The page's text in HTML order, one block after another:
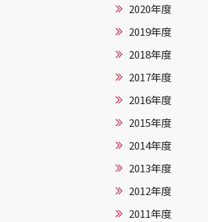
2020年度
2019年度
2018年度
2017年度
2016年度
2015年度
2014年度
2013年度
2012年度
2011年度